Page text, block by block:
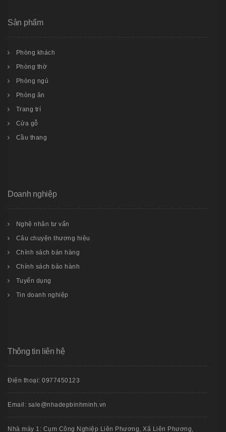
Sản phẩm
Phòng khách
Phòng thờ
Phòng ngủ
Phòng ăn
Trang trí
Cửa gỗ
Cầu thang
Doanh nghiệp
Nghệ nhân tư vấn
Câu chuyện thương hiệu
Chính sách bán hàng
Chính sách bảo hành
Tuyển dụng
Tin doanh nghiệp
Thông tin liên hệ
Điện thoại: 0977450123
Email: sale@nhadepbinhminh.vn
Nhà máy 1: Cụm Công Nghiệp Liên Phương, Xã Liên Phương,